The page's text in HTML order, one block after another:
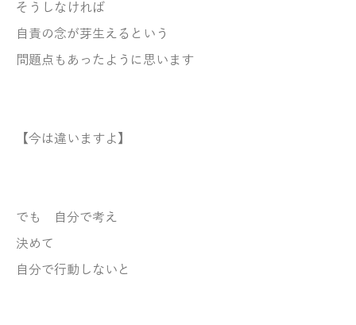
そうしなければ
自責の念が芽生えるという
問題点もあったように思います
【今は違いますよ】
でも 自分で考え
決めて
自分で行動しないと